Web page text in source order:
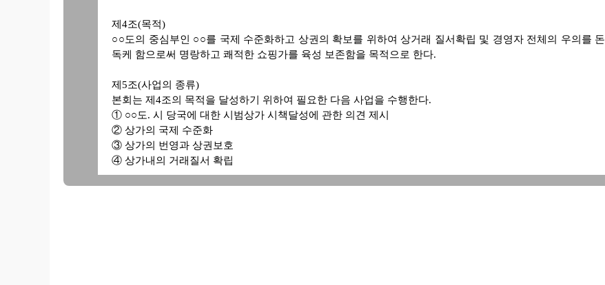
제4조(목적)
○○도의 중심부인 ○○를 국제 수준화하고 상권의 확보를 위하여 상거래 질서확립 및 경영자 전체의 우의를 돈
독케 함으로써 명랑하고 쾌적한 쇼핑가를 육성 보존함을 목적으로 한다.
제5조(사업의 종류)
본회는 제4조의 목적을 달성하기 위하여 필요한 다음 사업을 수행한다.
① ○○도. 시 당국에 대한 시범상가 시책달성에 관한 의견 제시
② 상가의 국제 수준화
③ 상가의 번영과 상권보호
④ 상가내의 거래질서 확립
⑤ 경영지도 및 종업원 교육을 위한 연수회, 강연, 시찰 등 개최